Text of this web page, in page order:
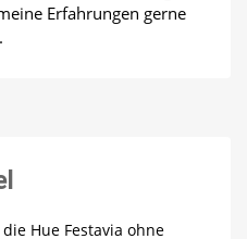
Erfahrungen gerne
Hue Festavia ohne